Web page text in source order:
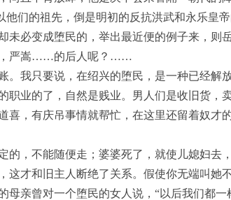
他们的祖先，倒是明初的反抗洪武和永乐皇
未必变成堕民的，举出最近便的例子来，则
，严嵩……的后人呢？……
。我只要说，在绍兴的堕民，是一种已经解
职业的了，自然是贱业。男人们是收旧货，
喜，有庆吊事情就帮忙，在这里还留着奴才
的，不能随便走；婆婆死了，就使儿媳妇去
这才和旧主人断绝了关系。假使你无端叫她
母亲曾对一个堕民的女人说，“以后我们都